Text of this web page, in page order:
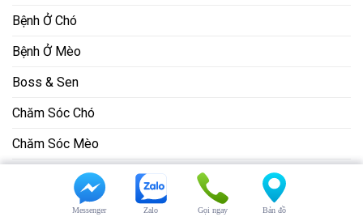
Bệnh Ở Chó
Bệnh Ở Mèo
Boss & Sen
Chăm Sóc Chó
Chăm Sóc Mèo
Dinh Dưỡng Cho Mèo
Bản đồ
Gọi ngay
Zalo
Messenger